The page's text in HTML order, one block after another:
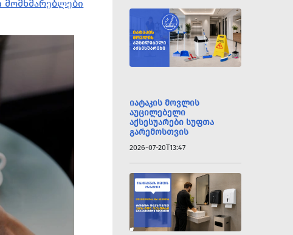
იატაკის მოვლის
აუცილებელი
აქსესუარები სუფთა
გარემოსთვის
2026-07-20T13:47